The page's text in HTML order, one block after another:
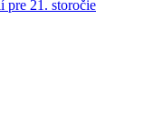
pre 21. storočie